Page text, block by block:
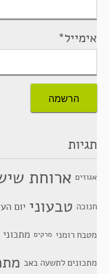
אימייל*
תגיות
אגוזים ארוחת
חנוכה טבעוני יום
מטבח רומני מרקים מתכוני
מתכונים לתשעה באב